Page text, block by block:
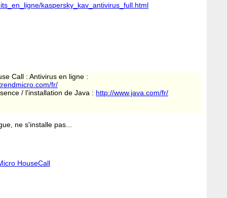
kaspersky_kav_antivirus_full.html
Call : Antivirus en ligne :
fr/
/ l'installation de Java : http://www.java.com/fr/
ne s'installe pas...
HouseCall